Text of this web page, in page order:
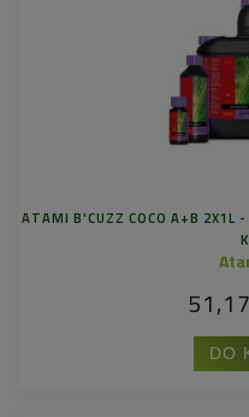
ATAMI B'CUZZ COCO A+B 2X1L
DO